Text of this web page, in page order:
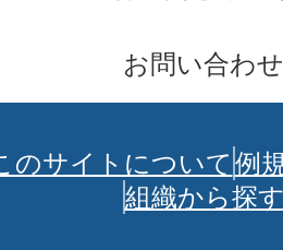
お問い合わせ
のサイトについて 例
組織から探